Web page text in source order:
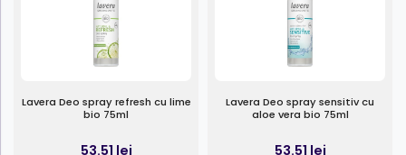
Lavera Deo spray refresh cu lime
bio 75ml
53.51 lei
Lavera Deo spray sensitiv cu
aloe vera bio 75ml
53.51 lei